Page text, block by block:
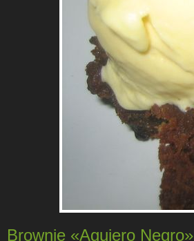
Brownie «Agujero Negro»